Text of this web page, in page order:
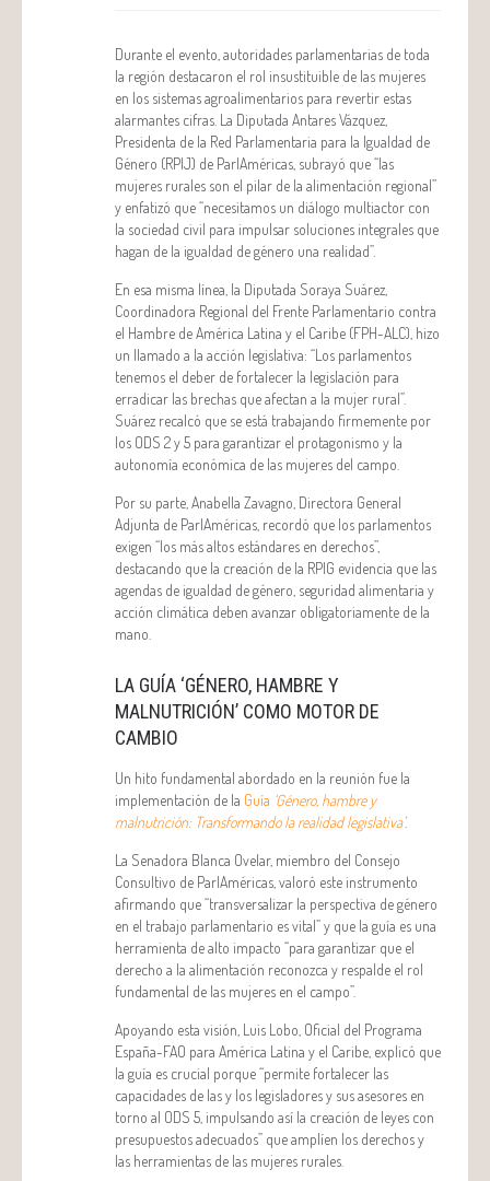
Durante el evento, autoridades parlamentarias de toda
la región destacaron el rol insustituible de las mujeres
en los sistemas agroalimentarios para revertir estas
alarmantes cifras. La Diputada Antares Vázquez,
Presidenta de la Red Parlamentaria para la Igualdad de
Género (RPIJ) de ParlAméricas, subrayó que “las
mujeres rurales son el pilar de la alimentación regional”
y enfatizó que “necesitamos un diálogo multiactor con
la sociedad civil para impulsar soluciones integrales que
hagan de la igualdad de género una realidad”.
En esa misma línea, la Diputada Soraya Suárez,
Coordinadora Regional del Frente Parlamentario contra
el Hambre de América Latina y el Caribe (FPH-ALC), hizo
un llamado a la acción legislativa: “Los parlamentos
tenemos el deber de fortalecer la legislación para
erradicar las brechas que afectan a la mujer rural”.
Suárez recalcó que se está trabajando firmemente por
los ODS 2 y 5 para garantizar el protagonismo y la
autonomía económica de las mujeres del campo.
Por su parte, Anabella Zavagno, Directora General
Adjunta de ParlAméricas, recordó que los parlamentos
exigen “los más altos estándares en derechos”,
destacando que la creación de la RPIG evidencia que las
agendas de igualdad de género, seguridad alimentaria y
acción climática deben avanzar obligatoriamente de la
mano.
LA GUÍA ‘GÉNERO, HAMBRE Y
MALNUTRICIÓN’ COMO MOTOR DE
CAMBIO
Un hito fundamental abordado en la reunión fue la
implementación de la Guía ‘Género, hambre y
malnutrición: Transformando la realidad legislativa’.
La Senadora Blanca Ovelar, miembro del Consejo
Consultivo de ParlAméricas, valoró este instrumento
afirmando que “transversalizar la perspectiva de género
en el trabajo parlamentario es vital” y que la guía es una
herramienta de alto impacto “para garantizar que el
derecho a la alimentación reconozca y respalde el rol
fundamental de las mujeres en el campo”.
Apoyando esta visión, Luis Lobo, Oficial del Programa
España-FAO para América Latina y el Caribe, explicó que
la guía es crucial porque “permite fortalecer las
capacidades de las y los legisladores y sus asesores en
torno al ODS 5, impulsando así la creación de leyes con
presupuestos adecuados” que amplíen los derechos y
las herramientas de las mujeres rurales.